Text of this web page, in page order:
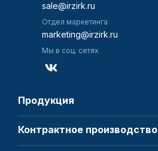
sale@irzirk.ru
Отдел маркетинга
marketing@irzirk.ru
Мы в соц. сетях
Продукция
Контрактное производство